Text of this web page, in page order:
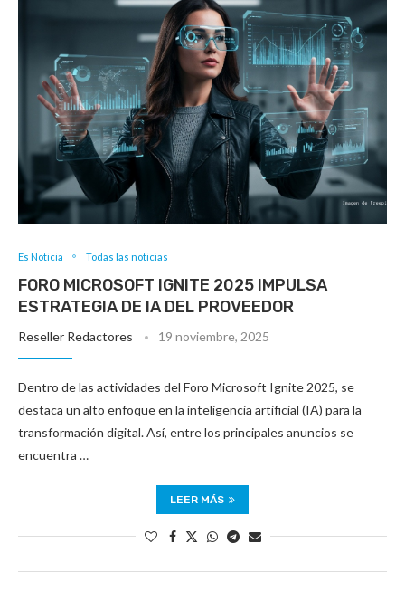
Es Noticia Todas las noticias
FORO MICROSOFT IGNITE 2025 IMPULSA
ESTRATEGIA DE IA DEL PROVEEDOR
Reseller Redactores 19 noviembre, 2025
Dentro de las actividades del Foro Microsoft Ignite 2025, se
destaca un alto enfoque en la inteligencia artificial (IA) para la
transformación digital. Así, entre los principales anuncios se
encuentra …
LEER MÁS